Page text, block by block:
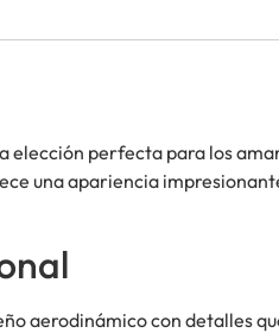
elección perfecta para los
una apariencia
aerodinámico con detalles